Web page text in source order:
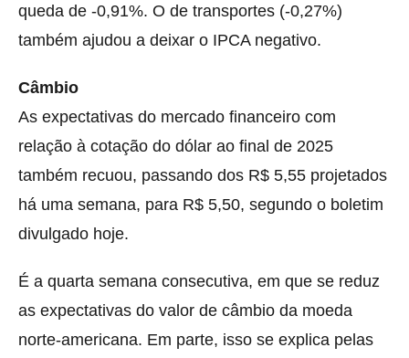
queda de -0,91%. O de transportes (-0,27%)
também ajudou a deixar o IPCA negativo.
Câmbio
As expectativas do mercado financeiro com
relação à cotação do dólar ao final de 2025
também recuou, passando dos R$ 5,55 projetados
há uma semana, para R$ 5,50, segundo o boletim
divulgado hoje.
É a quarta semana consecutiva, em que se reduz
as expectativas do valor de câmbio da moeda
norte-americana. Em parte, isso se explica pelas